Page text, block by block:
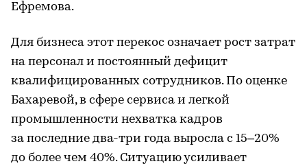
Ефремова.
Для бизнеса этот перекос означает рост затрат
на персонал и постоянный дефицит
квалифицированных сотрудников. По оценке
Бахаревой, в сфере сервиса и легкой
промышленности нехватка кадров
за последние два-три года выросла с 15–20%
до более чем 40%. Ситуацию усиливает